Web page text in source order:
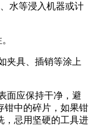
水等浸入机器或计
夹具、插销等涂上
面应保持干净，避
钳中的碎片，如果钳
，忌用坚硬的工具进